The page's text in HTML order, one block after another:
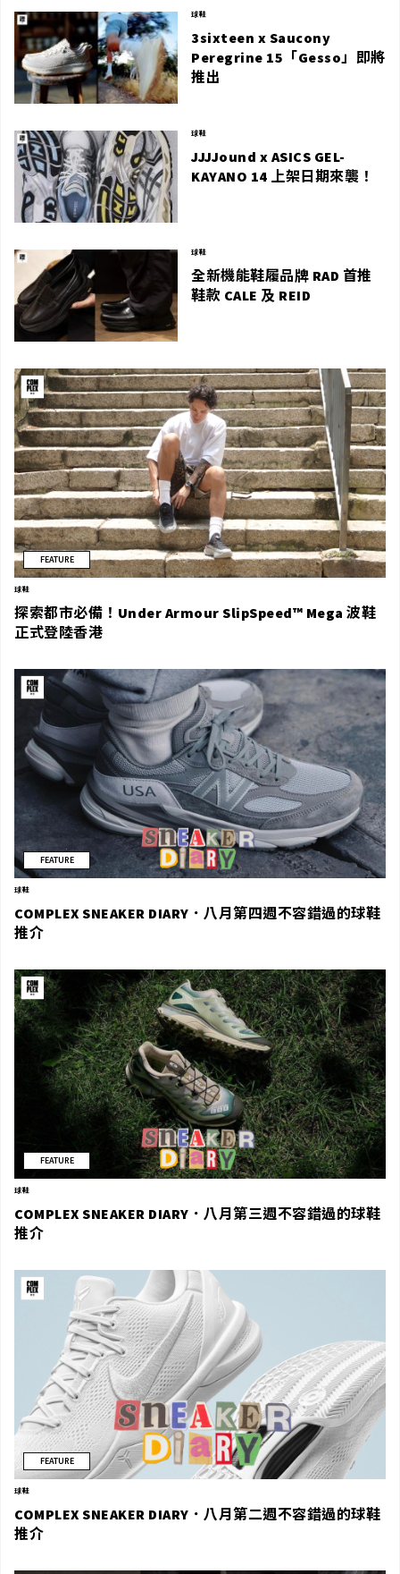
球鞋
3sixteen x Saucony
Peregrine 15「Gesso」即將
推出
球鞋
JJJJound x ASICS GEL-
KAYANO 14 上架日期來襲！
球鞋
全新機能鞋履品牌 RAD 首推
鞋款 CALE 及 REID
FEATURE
球鞋
探索都市必備！Under Armour SlipSpeed™️ Mega 波鞋
正式登陸香港
FEATURE
球鞋
COMPLEX SNEAKER DIARY．八月第四週不容錯過的球鞋
推介
FEATURE
球鞋
COMPLEX SNEAKER DIARY．八月第三週不容錯過的球鞋
推介
FEATURE
球鞋
COMPLEX SNEAKER DIARY．八月第二週不容錯過的球鞋
推介